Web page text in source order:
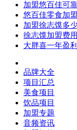
加盟悠百佳可
悠百佳零食加
加盟徐志馍多
徐志馍加盟费
大胖喜一年盈
品牌大全
项目汇总
美食项目
饮品项目
加盟专题
音频资讯